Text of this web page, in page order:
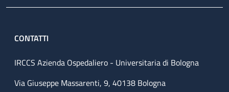
CONTATTI
IRCCS Azienda Ospedaliero - Universitaria di Bologna
Via Giuseppe Massarenti, 9, 40138 Bologna